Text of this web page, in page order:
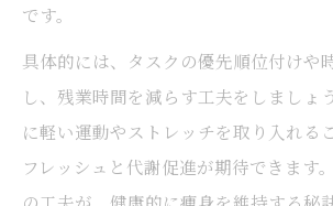
です。
具体的には、タスクの優先順位付けや
し、残業時間を減らす工夫をしましょ
に軽い運動やストレッチを取り入れる
フレッシュと代謝促進が期待できます